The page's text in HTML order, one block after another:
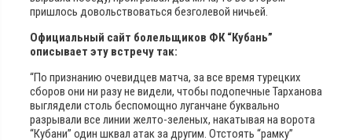
пришлось довольствоваться безголевой ничьей.
Официальный сайт болельщиков ФК “Кубань”
описывает эту встречу так:
“По признанию очевидцев матча, за все время турецких
сборов они ни разу не видели, чтобы подопечные Тарханова
выглядели столь беспомощно луганчане буквально
разрывали все линии желто-зеленых, накатывая на ворота
“Кубани” один шквал атак за другим. Отстоять “рамку”